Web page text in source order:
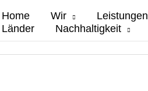
Home Wir Leistungen
Länder
Nachhaltigkeit